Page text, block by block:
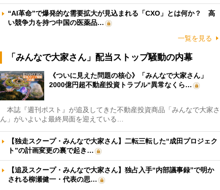
“AI革命”で爆発的な需要拡大が見込まれる「CXO」とは何か？ 高
い競争力を持つ中国の医薬品…
一覧を見る
「みんなで大家さん」配当ストップ騒動の内幕
《ついに見えた問題の核心》「みんなで大家さん」
2000億円超不動産投資トラブル“異常なくら…
本誌『週刊ポスト』が追及してきた不動産投資商品「みんなで大家さ
ん」がいよいよ最終局面を迎えている…
【独走スクープ・みんなで大家さん】二転三転した“成田プロジェク
ト”の計画変更の裏で起き…
【追及スクープ・みんなで大家さん】独占入手“内部議事録”で明か
される柳瀬健一・代表の思…